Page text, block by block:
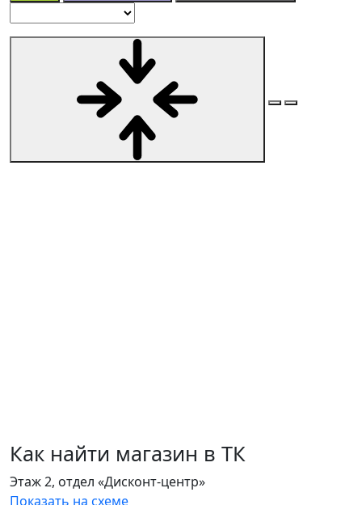
Как найти магазин в ТК
Этаж 2, отдел «Дисконт-центр»
Показать на схеме